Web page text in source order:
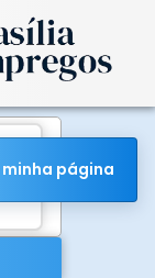
página